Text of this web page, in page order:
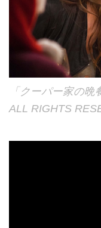
「クーパー家の
ALL RIGHTS